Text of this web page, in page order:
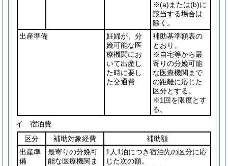
※(a) または(b)に
該当する場合は
除く。
出産準備
妊婦が、分
娩可能な医
療機関にお
いて出産し
た時に要し
た交通費
補助基準額表の
とおり。
※自宅等から最
寄りの分娩可能
な医療機関まで
の距離に応じた
区分とする。
※1回を限度とす
る。
イ 宿泊費
区分
補助対象経費
補助額
出産準
備
最寄りの分娩可
能な医療機関ま
1人1泊につき宿泊先の区分に応
じた次の額。